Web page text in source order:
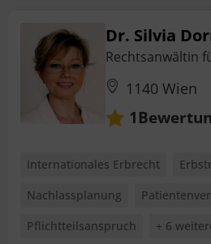
Dr. Silvia
Rechtsanwältin
1140 Wien
1
Internationales Erbrecht
Nachlassplanung
Pflichtteilsanspruch
+ 6